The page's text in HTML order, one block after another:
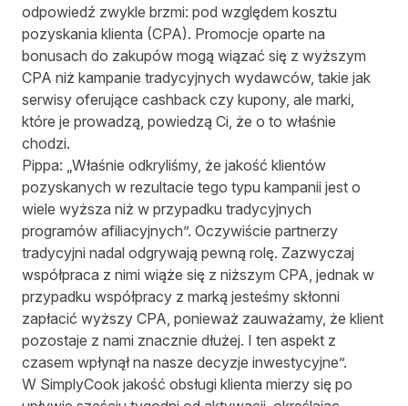
odpowiedź zwykle brzmi: pod względem kosztu
pozyskania klienta (CPA). Promocje oparte na
bonusach do zakupów mogą wiązać się z wyższym
CPA niż kampanie tradycyjnych wydawców, takie jak
serwisy oferujące cashback czy kupony, ale marki,
które je prowadzą, powiedzą Ci, że o to właśnie
chodzi.
Pippa: „Właśnie odkryliśmy, że jakość klientów
pozyskanych w rezultacie tego typu kampanii jest o
wiele wyższa niż w przypadku tradycyjnych
programów afiliacyjnych”. Oczywiście partnerzy
tradycyjni nadal odgrywają pewną rolę. Zazwyczaj
współpraca z nimi wiąże się z niższym CPA, jednak w
przypadku współpracy z marką jesteśmy skłonni
zapłacić wyższy CPA, ponieważ zauważamy, że klient
pozostaje z nami znacznie dłużej. I ten aspekt z
czasem wpłynął na nasze decyzje inwestycyjne”.
W SimplyCook jakość obsługi klienta mierzy się po